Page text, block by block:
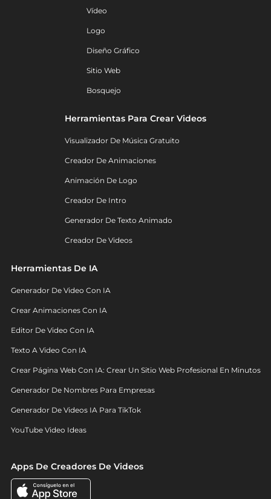
Vídeo
Logo
Diseño Gráfico
Sitio Web
Bosquejo
Herramientas Para Crear Videos
Visualizador De Música Gratuito
Creador De Animaciones
Animación De Logo
Creador De Intro
Generador De Texto Animado
Creador De Videos
Herramientas De IA
Generador De Video Con IA
Crear Animaciones Con IA
Editor De Video Con IA
Texto A Video Con IA
Crear Página Web Con IA: Crear Un Sitio Web Profesional En Minutos
Generador De Nombres Para Empresas
Generador De Videos IA Para TikTok
YouTube Video Ideas
Apps De Creadores De Videos